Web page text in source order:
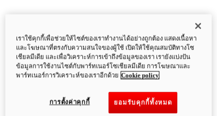
เราใช้คุกกี้เพื่อช่วยให้ไซต์ของเราทำงานได้อย่างถูกต้อง แสดงเนื้อหา
และโฆษณาที่ตรงกับความสนใจของผู้ใช้ เปิดให้ใช้คุณสมบัติทางโซ
เชียลมีเดีย และเพื่อวิเคราะห์การเข้าถึงข้อมูลของเรา เรายังแบ่งปัน
ข้อมูลการใช้งานไซต์กับพาร์ทเนอร์โซเชียลมีเดีย การโฆษณาและ
พาร์ทเนอร์การวิเคราะห์ของเราอีกด้วย Cookie policy
ยอมรับคุกกี้ทั้งหมด
การตั้งค่าคุกกี้